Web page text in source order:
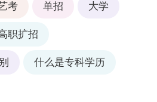
考 单招 大学
职扩招
什么是专科学历